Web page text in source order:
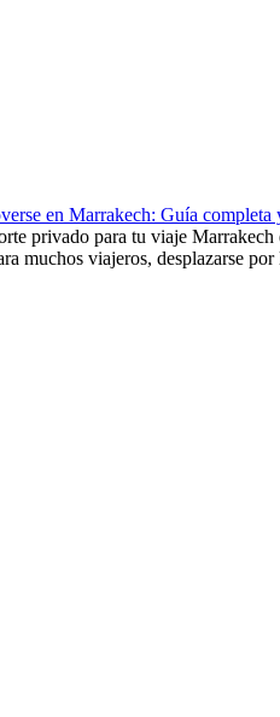
en Marrakech: Guía
privado para tu viaje
muchos viajeros, desplazarse